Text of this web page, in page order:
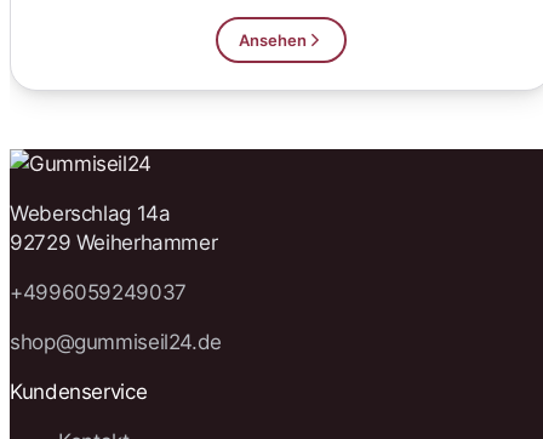
Ansehen
Weberschlag 14a
92729 Weiherhammer
+4996059249037
shop@gummiseil24.de
Kundenservice